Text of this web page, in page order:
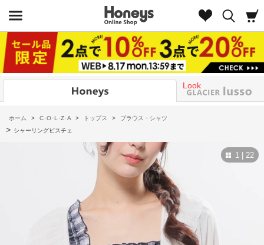
Look
ホーム > C･O･L･Z･A > トップス > ブラウス・シャツ
> シャーリングビスチェ
1 | 22